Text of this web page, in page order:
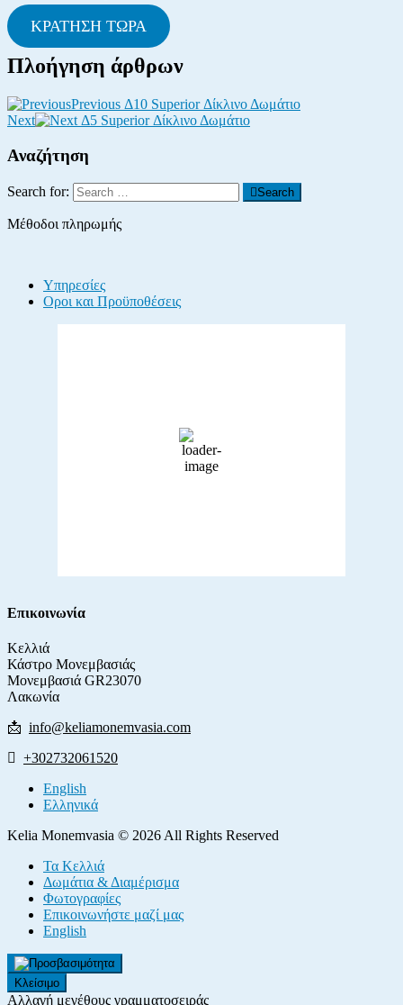
ΚΡΑΤΗΣΗ ΤΩΡΑ
Πλοήγηση άρθρων
Previous Δ10 Superior Δίκλινο Δωμάτιο
Next
Δ5 Superior Δίκλινο Δωμάτιο
Αναζήτηση
Search for: Search
Μέθοδοι πληρωμής
Υπηρεσίες
Οροι και Προϋποθέσεις
30
Επικοινωνία
Κελλιά
Κάστρο Μονεμβασιάς
Μονεμβασιά GR23070
Λακωνία
📩 info@keliamonemvasia.com
+302732061520
English
Ελληνικά
Kelia Monemvasia © 2026 All Rights Reserved
Τα Κελλιά
Δωμάτια & Διαμέρισμα
Φωτογραφίες
Επικοινωνήστε μαζί μας
English
Κλείσιμο
Αλλαγή μεγέθους γραμματοσειράς